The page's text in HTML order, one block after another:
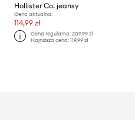
Hollister Co. jeansy
Cena aktualna:
114,99 zł
Cena regularna:209,99 zł
Najniższa cena:119,99 zł